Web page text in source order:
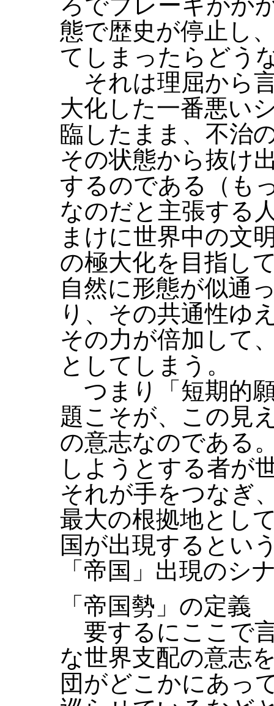
態で歴史が停止し
てしまったらどう
それは理屈から
大化した一番悪い
臨したまま、不治
その状態から抜け
するのである（も
なのだと主張する
まけに世界中の文
の極大化を目指し
自然に形態が似通
り、その共通性ゆ
その力が倍加して
としてしまう。
つまり「短期的
題こそが、この見
の意志なのである
しようとする者が
それが手をつなぎ
最大の根拠地とし
国が出現するとい
「帝国」出現のシ
「帝国勢」の定義
要するにここで
な世界支配の意志
団がどこかにあっ